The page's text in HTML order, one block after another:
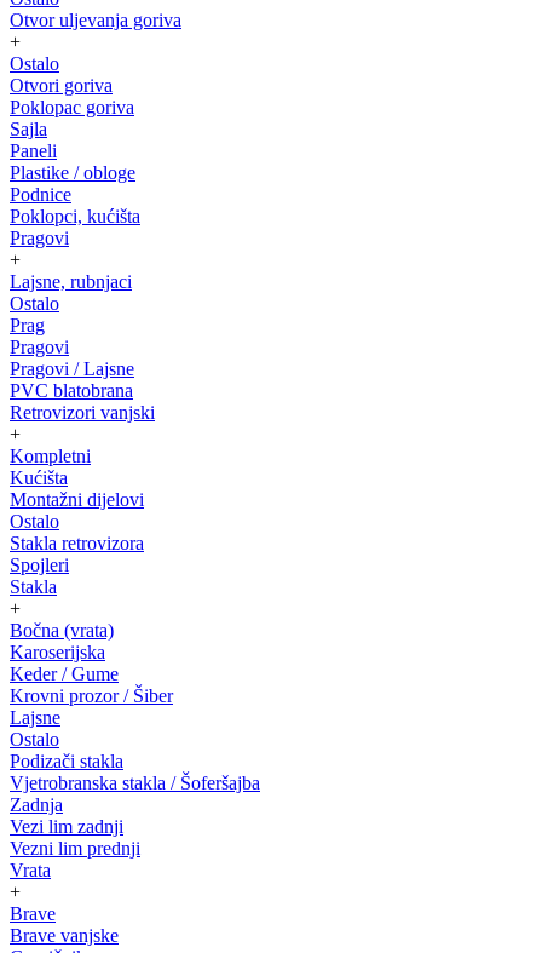
Otvor uljevanja goriva
+
Ostalo
Otvori goriva
Poklopac goriva
Sajla
Paneli
Plastike / obloge
Podnice
Poklopci, kućišta
Pragovi
+
Lajsne, rubnjaci
Ostalo
Prag
Pragovi
Pragovi / Lajsne
PVC blatobrana
Retrovizori vanjski
+
Kompletni
Kućišta
Montažni dijelovi
Ostalo
Stakla retrovizora
Spojleri
Stakla
+
Bočna (vrata)
Karoserijska
Keder / Gume
Krovni prozor / Šiber
Lajsne
Ostalo
Podizači stakla
Vjetrobranska stakla / Šoferšajba
Zadnja
Vezi lim zadnji
Vezni lim prednji
Vrata
+
Brave
Brave vanjske